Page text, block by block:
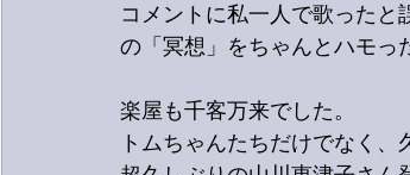
コメントに私一人で歌った
の「冥想」をちゃんとハモっ
楽屋も千客万来でした。
トムちゃんたちだけでなく